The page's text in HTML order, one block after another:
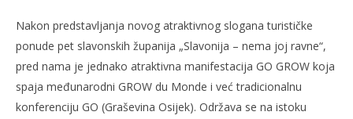
Nakon predstavljanja novog atraktivnog slogana turističke
ponude pet slavonskih županija „Slavonija – nema joj ravne“,
pred nama je jednako atraktivna manifestacija GO GROW koja
spaja međunarodni GROW du Monde i već tradicionalnu
konferenciju GO (Graševina Osijek). Održava se na istoku